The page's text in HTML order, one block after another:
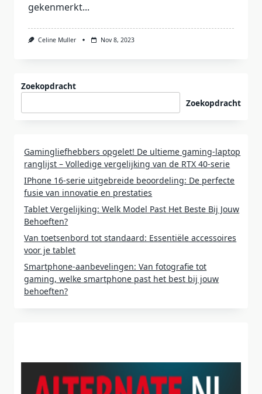
gekenmerkt...
Celine Muller Nov 8, 2023
Zoekopdracht
Zoekopdracht
Gamingliefhebbers opgelet! De ultieme gaming-laptop
ranglijst – Volledige vergelijking van de RTX 40-serie
IPhone 16-serie uitgebreide beoordeling: De perfecte
fusie van innovatie en prestaties
Tablet Vergelijking: Welk Model Past Het Beste Bij Jouw
Behoeften?
Van toetsenbord tot standaard: Essentiële accessoires
voor je tablet
Smartphone-aanbevelingen: Van fotografie tot
gaming, welke smartphone past het best bij jouw
behoeften?